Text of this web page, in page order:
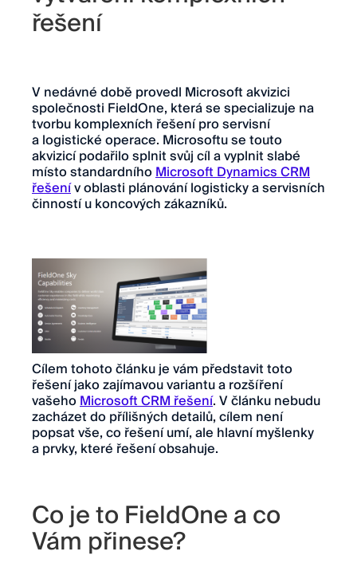
řešení
V nedávné době provedl Microsoft akvizici
společnosti FieldOne, která se specializuje na
tvorbu komplexních řešení pro servisní
a logistické operace. Microsoftu se touto
akvizicí podařilo splnit svůj cíl a vyplnit slabé
místo standardníhoMicrosoft Dynamics CRM
řešenív oblasti plánování logisticky a servisních
činností u koncových zákazníků.
Cílem tohoto článku je vám představit toto
řešení jako zajímavou variantu a rozšíření
vašehoMicrosoft CRM řešení. V článku nebudu
zacházet do přílišných detailů, cílem není
popsat vše, co řešení umí, ale hlavní myšlenky
a prvky, které řešení obsahuje.
Co je to FieldOne a co
Vám přinese?